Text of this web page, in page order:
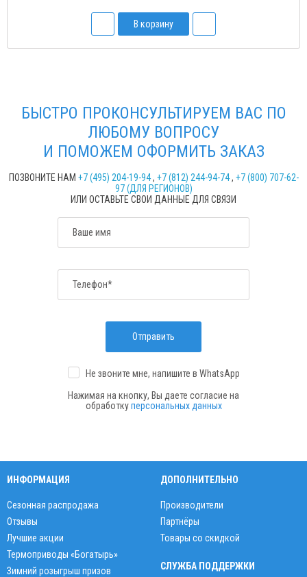
В корзину
БЫСТРО ПРОКОНСУЛЬТИРУЕМ ВАС ПО
ЛЮБОМУ ВОПРОСУ
И ПОМОЖЕМ ОФОРМИТЬ ЗАКАЗ
ПОЗВОНИТЕ НАМ +7 (495) 204-19-94, +7 (812) 244-94-74, +7 (800) 707-62-
97 (ДЛЯ РЕГИОНОВ)
ИЛИ ОСТАВЬТЕ СВОИ ДАННЫЕ ДЛЯ СВЯЗИ
Ваше имя
Телефон*
Отправить
Не звоните мне, напишите в WhatsApp
Нажимая на кнопку, Вы даете согласие на
обработкуперсональных данных
ИНФОРМАЦИЯ
Сезонная распродажа
Отзывы
Лучшие акции
Термоприводы «Богатырь»
Зимний розыгрыш призов
ДОПОЛНИТЕЛЬНО
Производители
Партнёры
Товары со скидкой
СЛУЖБА ПОДДЕРЖКИ